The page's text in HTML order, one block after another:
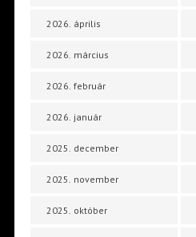
2026. április
2026. március
2026. február
2026. január
2025. december
2025. november
2025. október